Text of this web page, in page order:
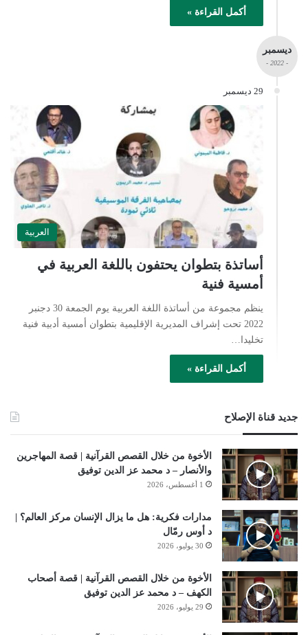
أكمل القراءة »
ديسمبر
- 2022 -
29 ديسمبر
العربية
أساتذة بتطوان يحتفون باللغة العربية في
أمسية فنية
ينظم مجموعة من أساتذة اللغة العربية يوم الجمعة 30 دجنبر
2022 تحت إشراف المديرية الإقليمية بتطوان أمسية أدبية فنية
تخليدا…
أكمل القراءة »
جديد قناة الإصلاح
الأخوة من خلال القصص القرآنية | قصة المهاجرين
والأنصار – د محمد عز الدين توفيق
1 أغسطس، 2026
مدارات فكرية: هل ما يزال الإنسان مركز العالم؟ |
د أوس رمّال
30 يوليو، 2026
الأخوة من خلال القصص القرآنية | قصة أصحاب
الكهف – د محمد عز الدين توفيق
29 يوليو، 2026